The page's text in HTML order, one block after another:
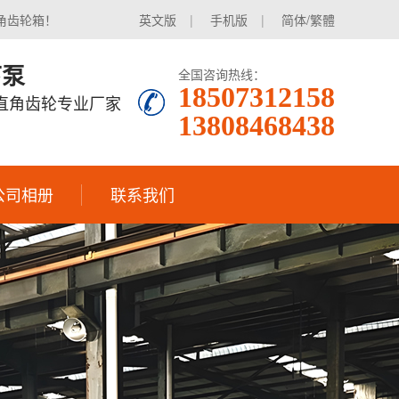
英文版 | 手机版 | 简体/繁體
轮箱！
角齿轮专业厂家
全国咨询热线：
18507312158
13808468438
司相册 联系我们